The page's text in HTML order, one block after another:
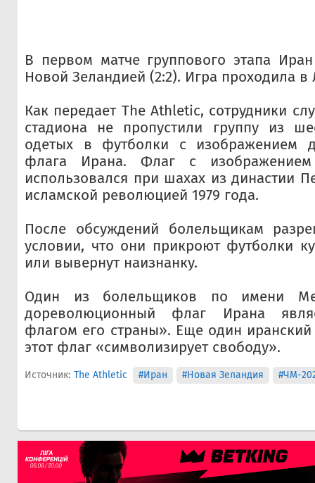
В первом матче группового этапа
Новой Зеландией (2:2). Игра проходила
Как передает The Athletic, сотрудники
стадиона не пропустили группу из
одетых в футболки с изображением
флага Ирана. Флаг с
использовался при шахах из династии
исламской революцией 1979 года.
После обсуждений болельщикам
условии, что они прикроют футболки
или вывернут наизнанку.
Один из болельщиков по имени
дореволюционный флаг Ирана
флагом его страны». Еще один
этот флаг «символизирует свободу».
Источник: The Athletic #Иран #Новая Зеландия #ЧМ-